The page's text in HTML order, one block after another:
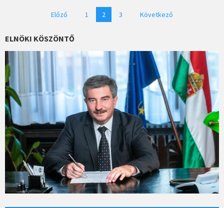
Bejegyzések
Előző 1 2 3 Következő
ELNÖKI KÖSZÖNTŐ